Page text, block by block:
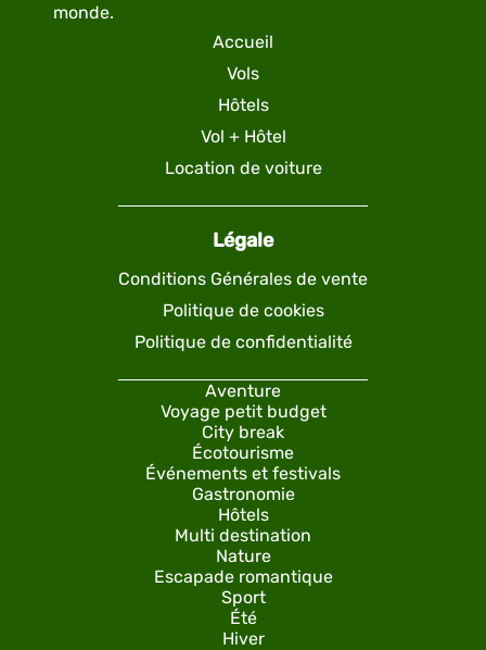
monde.
Accueil
Vols
Hôtels
Vol + Hôtel
Location de voiture
Légale
Conditions Générales de vente
Politique de cookies
Politique de confidentialité
Aventure
Voyage petit budget
City break
Écotourisme
Événements et festivals
Gastronomie
Hôtels
Multi destination
Nature
Escapade romantique
Sport
Été
Hiver